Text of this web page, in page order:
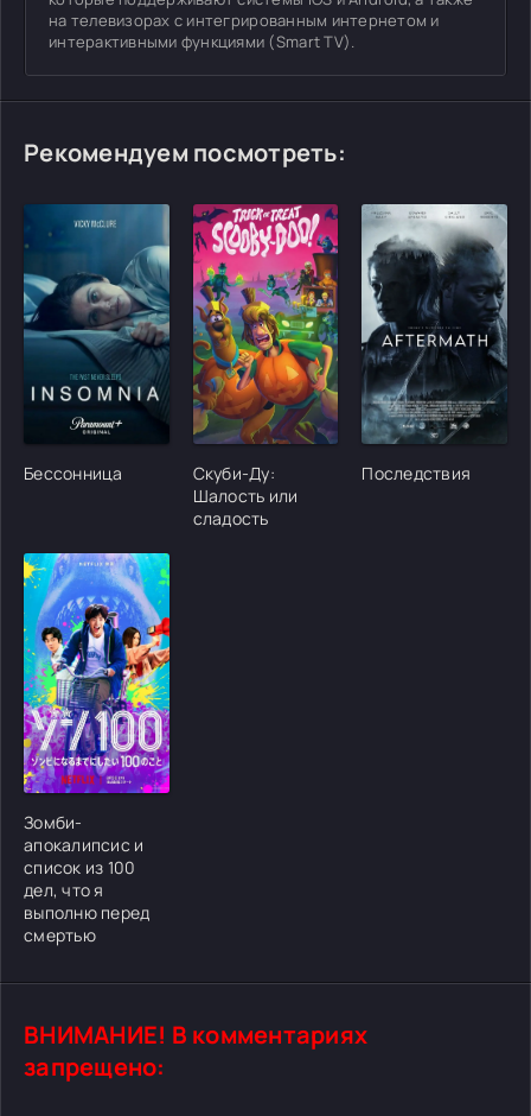
на телевизорах с интегрированным интернетом и
интерактивными функциями (Smart TV).
Рекомендуем посмотреть:
[/xfgiven_cvh_poster_urlcvh_poster_url]
Бессонница
[/xfgiven_cvh_poster_urlcvh_poster_url]
Скуби-Ду:
Шалость или
сладость
[/
Последствия
[/xfgiven_cvh_poster_urlcvh_poster_url]
Зомби-
апокалипсис и
список из 100
дел, что я
выполню перед
смертью
ВНИМАНИЕ! В комментариях
запрещено: